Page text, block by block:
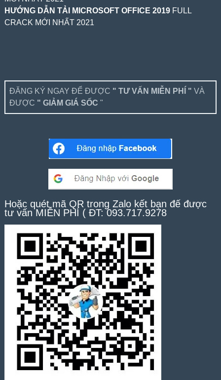
HƯỚNG DẪN TẢI MICROSOFT OFFICE 2019FULL
CRACK MỚI NHẤT 2021
ĐĂNG KÝ NGAY ĐỂ ĐƯỢC " TƯ VẤN MIỄN PHÍ " VÀ
ĐƯỢC " GIẢM GIÁ SỐC "
Hoặc quét mã QR trong Zalo kết bạn để được
tư vấn MIỄN PHÍ ( ĐT: 093.717.9278